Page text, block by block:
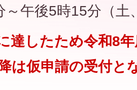
～午後5時15分（土
達したため令和8
は仮申請の受付と